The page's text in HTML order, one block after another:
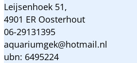
Leijsenhoek 51,
4901 ER Oosterhout
06-29131395
aquariumgek@hotmail.nl
ubn: 6495224